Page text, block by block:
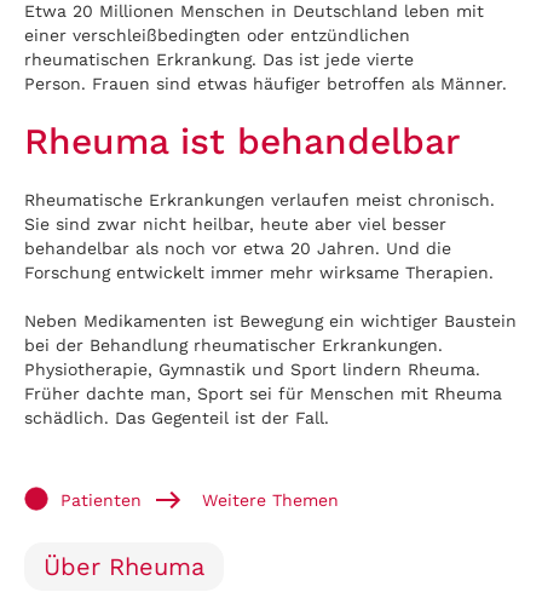
Etwa 20 Millionen Menschen in Deutschland leben mit
einer verschleißbedingten oder entzündlichen
rheumatischen Erkrankung. Das ist jede vierte
Person. Frauen sind etwas häufiger betroffen als Männer.
Rheuma ist behandelbar
Rheumatische Erkrankungen verlaufen meist chronisch.
Sie sind zwar nicht heilbar, heute aber viel besser
behandelbar als noch vor etwa 20 Jahren. Und die
Forschung entwickelt immer mehr wirksame Therapien.
Neben Medikamenten ist Bewegung ein wichtiger Baustein
bei der Behandlung rheumatischer Erkrankungen.
Physiotherapie, Gymnastik und Sport lindern Rheuma.
Früher dachte man, Sport sei für Menschen mit Rheuma
schädlich. Das Gegenteil ist der Fall.
Patienten Weitere Themen
Über Rheuma